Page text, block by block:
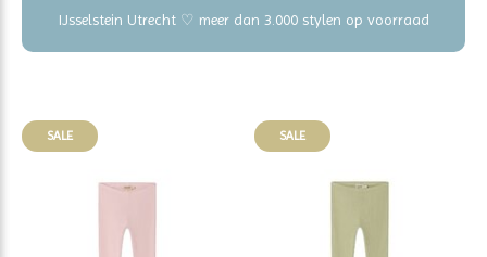
IJsselstein Utrecht ♡ meer dan 3.000 stylen op voorraad
SALE SALE